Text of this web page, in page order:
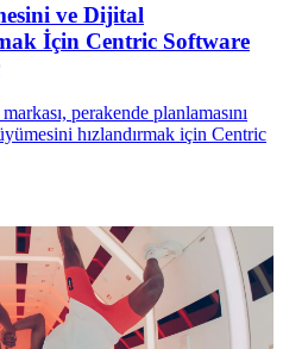
ve Dijital
İçin Centric Software
perakende planlamasını
hızlandırmak için Centric